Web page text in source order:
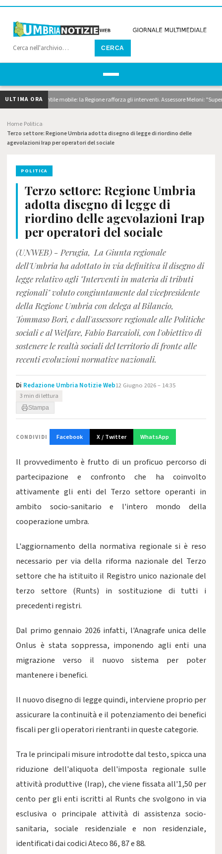
CERCA
ULTIMA ORA
e pontile mobile: la Regione rafforza gli interventi. Assessore Meloni:
Home Politica
Terzo settore: Regione Umbria adotta disegno di legge di riordino delle
agevolazioni Irap per operatori del sociale
POLITICA
Terzo settore: Regione Umbria
adotta disegno di legge di
riordino delle agevolazioni Irap
per operatori del sociale
(UNWEB) - Perugia, La Giunta regionale
dell'Umbria ha adottato in via definitiva il disegno di
legge relativo agli "Interventi in materia di tributi
regionali" voluto congiuntamente dal vicepresidente
della Regione Umbria con delega al Bilancio,
Tommaso Bori, e dall'assessore regionale alle Politiche
sociali e al Welfare, Fabio Barcaioli, con l'obiettivo di
sostenere le realtà sociali del territorio di fronte alle
recenti evoluzioni normative nazionali.
Di Redazione Umbria Notizie Web12 Giugno 2026 – 14:35
3 min di lettura
Stampa
CONDIVIDI Facebook X / Twitter WhatsApp
Il provvedimento è frutto di un proficuo percorso di
partecipazione e confronto che ha coinvolto
attivamente gli enti del Terzo settore operanti in
ambito socio-sanitario e l'intero mondo della
cooperazione umbra.
L'aggiornamento della normativa regionale si è reso
necessario per via della riforma nazionale del Terzo
settore che ha istituito il Registro unico nazionale del
terzo settore (Runts) in sostituzione di tutti i
precedenti registri.
Dal primo gennaio 2026 infatti, l'Anagrafe unica delle
Onlus è stata soppressa, imponendo agli enti una
migrazione verso il nuovo sistema per poter
mantenere i benefici.
Il nuovo disegno di legge quindi, interviene proprio per
assicurare la continuità e il potenziamento dei benefici
fiscali per gli operatori rientranti in queste categorie.
Tra le principali misure introdotte dal testo, spicca una
riduzione dell'aliquota dell'imposta regionale sulle
attività produttive (Irap), che viene fissata all'1,50 per
cento per gli enti iscritti al Runts che svolgono in via
esclusiva o principale attività di assistenza socio-
sanitaria, sociale residenziale e non residenziale,
identificati dai codici Ateco 86, 87 e 88.